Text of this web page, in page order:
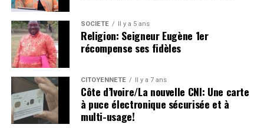
SOCIETE Il y a 5 ans
Religion: Seigneur Eugène 1er
récompense ses fidèles
CITOYENNETÉ Il y a 7 ans
Côte d’Ivoire/La nouvelle CNI: Une carte
à puce électronique sécurisée et à
multi-usage!